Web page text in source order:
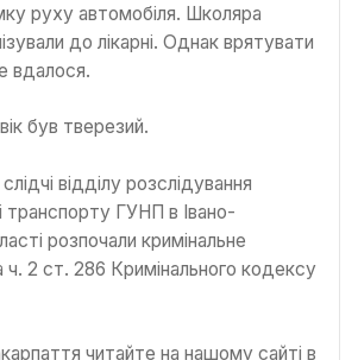
руху автомобіля. Школяра
до лікарні. Однак врятувати
вдалося.
був тверезий.
відділу розслідування
транспорту ГУНП в Івано-
розпочали кримінальне
2 ст. 286 Кримінального кодексу
читайте на нашому сайті в